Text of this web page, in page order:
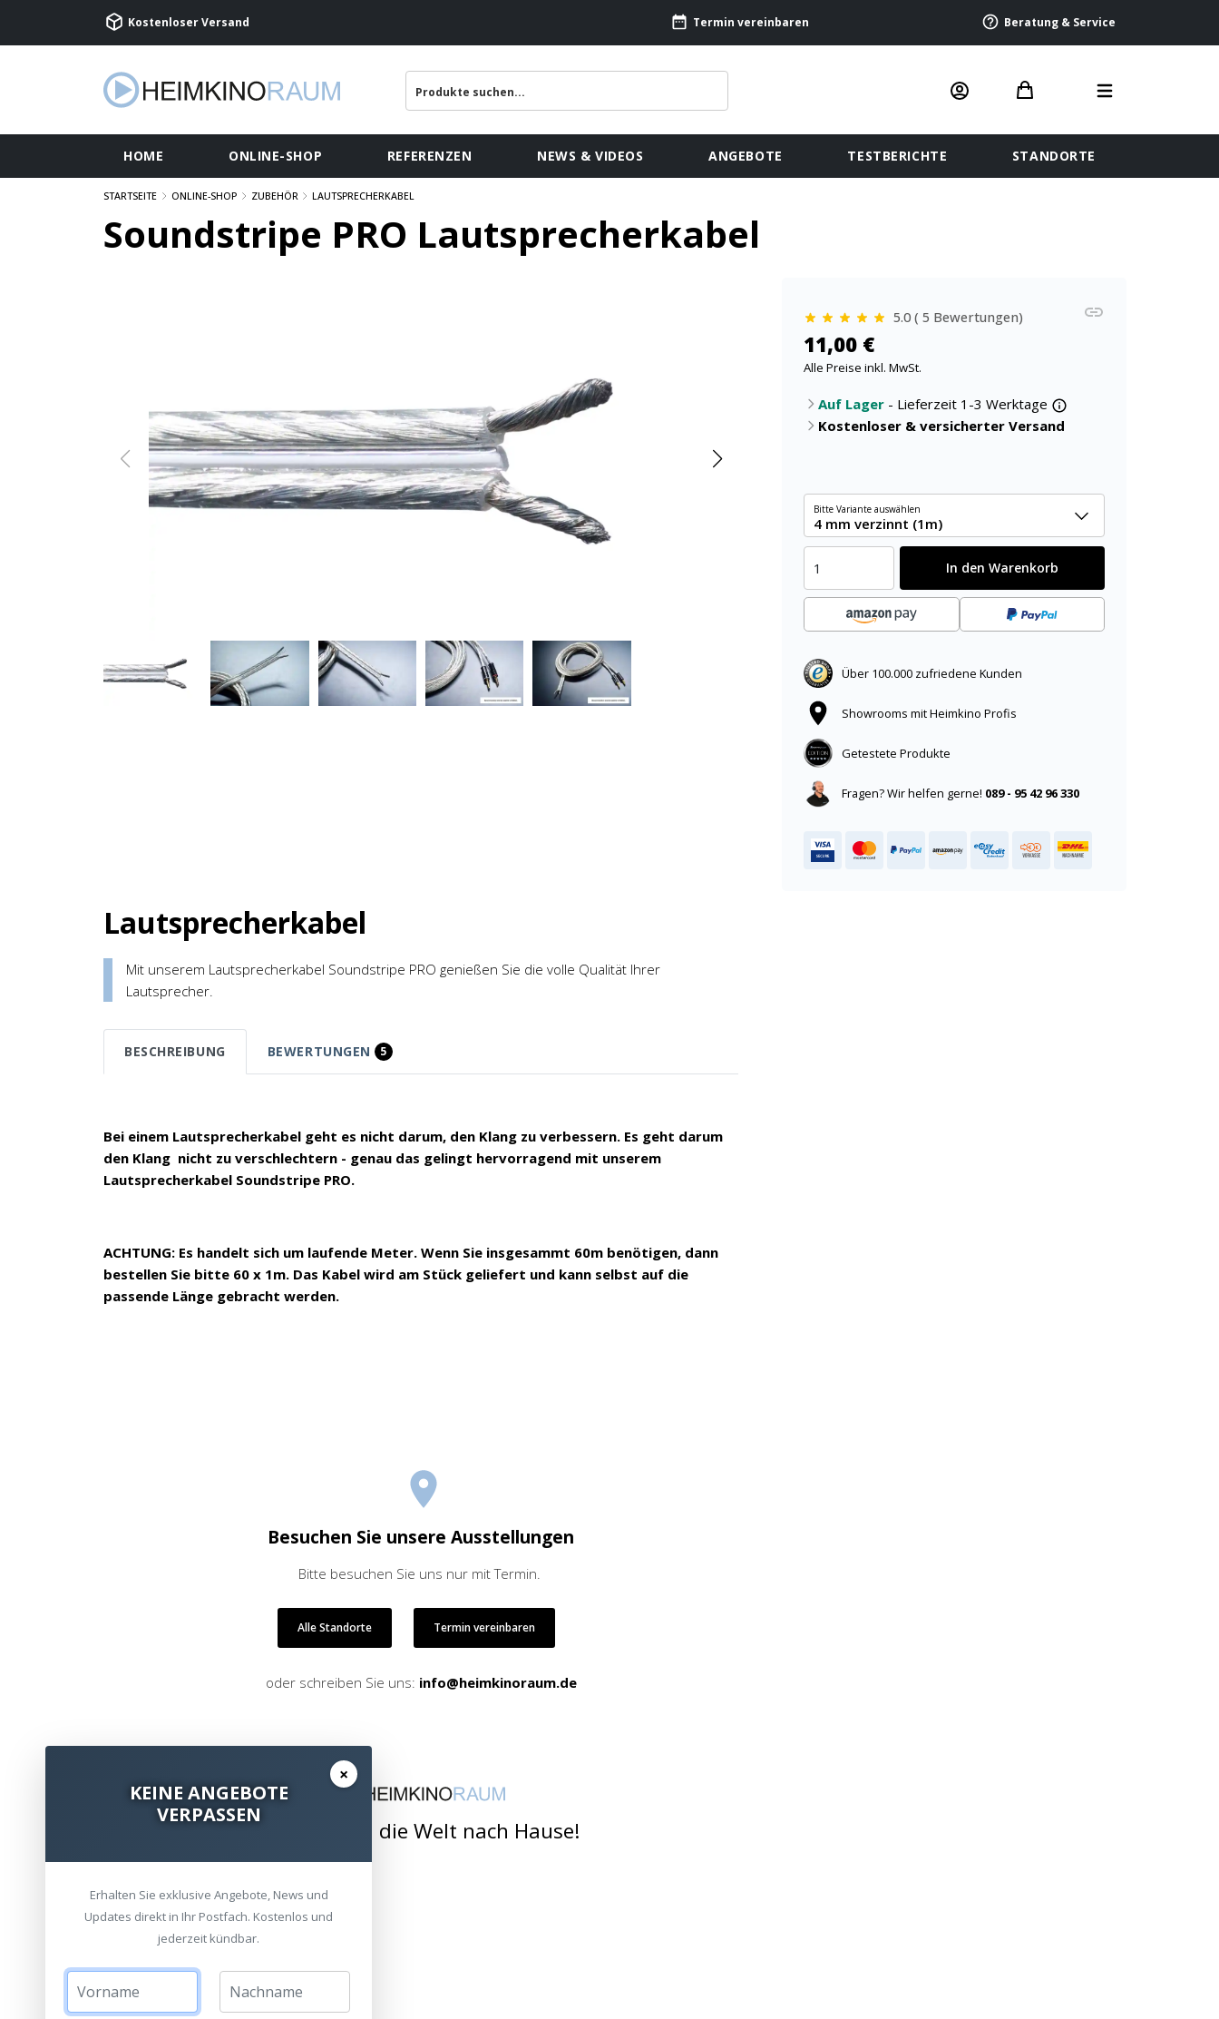
Kostenloser Versand Termin vereinbaren Beratung & Service
HOME ONLINE-SHOP REFERENZEN NEWS & VIDEOS ANGEBOTE TESTBERICHTE STANDORTE
STARTSEITE ONLINE-SHOP ZUBEHÖR LAUTSPRECHERKABEL
Soundstripe PRO Lautsprecherkabel
5.0 ( 5 Bewertungen)
11,00 €
Alle Preise inkl. MwSt.
Auf Lager - Lieferzeit 1-3 Werktage
Kostenloser & versicherter Versand
Bitte Variante auswählen
4 mm verzinnt (1m)
In den Warenkorb
Über 100.000 zufriedene Kunden
Showrooms mit Heimkino Profis
Getestete Produkte
Fragen? Wir helfen gerne! 089 - 95 42 96 330
Lautsprecherkabel
Mit unserem Lautsprecherkabel Soundstripe PRO genießen Sie die volle Qualität Ihrer
Lautsprecher.
BESCHREIBUNG BEWERTUNGEN 5
Bei einem Lautsprecherkabel geht es nicht darum, den Klang zu verbessern. Es geht darum
den Klang nicht zu verschlechtern - genau das gelingt hervorragend mit unserem
Lautsprecherkabel Soundstripe PRO.
ACHTUNG: Es handelt sich um laufende Meter. Wenn Sie insgesammt 60m benötigen, dann
bestellen Sie bitte 60 x 1m. Das Kabel wird am Stück geliefert und kann selbst auf die
passende Länge gebracht werden.
Besuchen Sie unsere Ausstellungen
Bitte besuchen Sie uns nur mit Termin.
Alle Standorte Termin vereinbaren
oder schreiben Sie uns: info@heimkinoraum.de
Wir bringen die Welt nach Hause!
ZUBEHÖR
×
KEINE ANGEBOTE
VERPASSEN
Erhalten Sie exklusive Angebote, News und
Updates direkt in Ihr Postfach. Kostenlos und
jederzeit kündbar.